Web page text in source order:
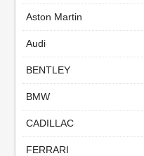
Aston Martin
Audi
BENTLEY
BMW
CADILLAC
FERRARI